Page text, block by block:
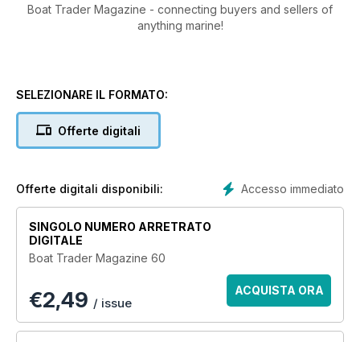
Boat Trader Magazine - connecting buyers and sellers of
anything marine!
SELEZIONARE IL FORMATO:
Offerte digitali
Accesso immediato
Offerte digitali disponibili:
SINGOLO NUMERO ARRETRATO
DIGITALE
Boat Trader Magazine 60
€2,49 / issue
ACQUISTA ORA